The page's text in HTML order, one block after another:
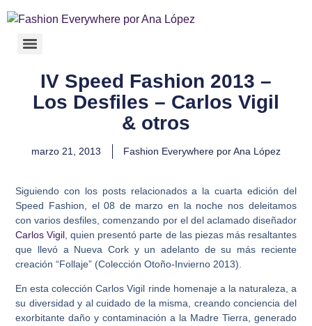
IV Speed Fashion 2013 –
Los Desfiles – Carlos Vigil
& otros
marzo 21, 2013 Fashion Everywhere por Ana López
Siguiendo con los posts relacionados a la cuarta edición del
Speed Fashion, el 08 de marzo en la noche nos deleitamos
con varios desfiles, comenzando por el del aclamado diseñador
Carlos Vigil , quien presentó parte de las piezas más resaltantes
que llevó a Nueva Cork y un adelanto de su más reciente
creación “Follaje” (Colección Otoño-Invierno 2013).
En esta colección Carlos Vigil rinde homenaje a la naturaleza, a
su diversidad y al cuidado de la misma, creando conciencia del
exorbitante daño y contaminación a la Madre Tierra, generado